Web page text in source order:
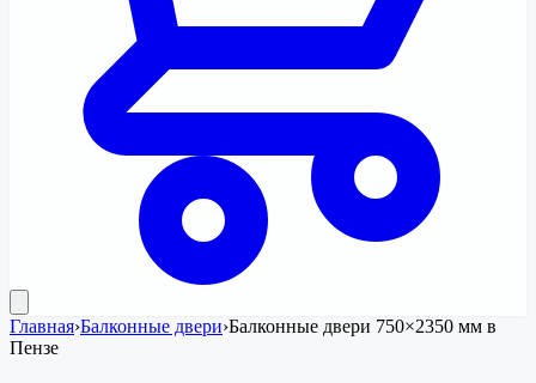
Главная›Балконные двери›Балконные двери 750×2350 мм в
Пензе